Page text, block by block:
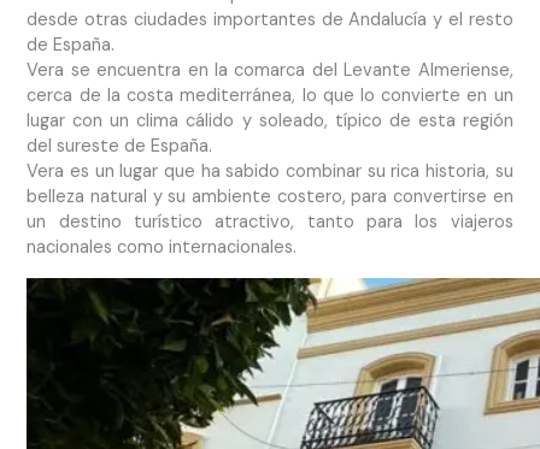
desde otras ciudades importantes de Andalucía y el resto
de España.
Vera se encuentra en la comarca del Levante Almeriense,
cerca de la costa mediterránea, lo que lo convierte en un
lugar con un clima cálido y soleado, típico de esta región
del sureste de España.
Vera es un lugar que ha sabido combinar su rica historia, su
belleza natural y su ambiente costero, para convertirse en
un destino turístico atractivo, tanto para los viajeros
nacionales como internacionales.